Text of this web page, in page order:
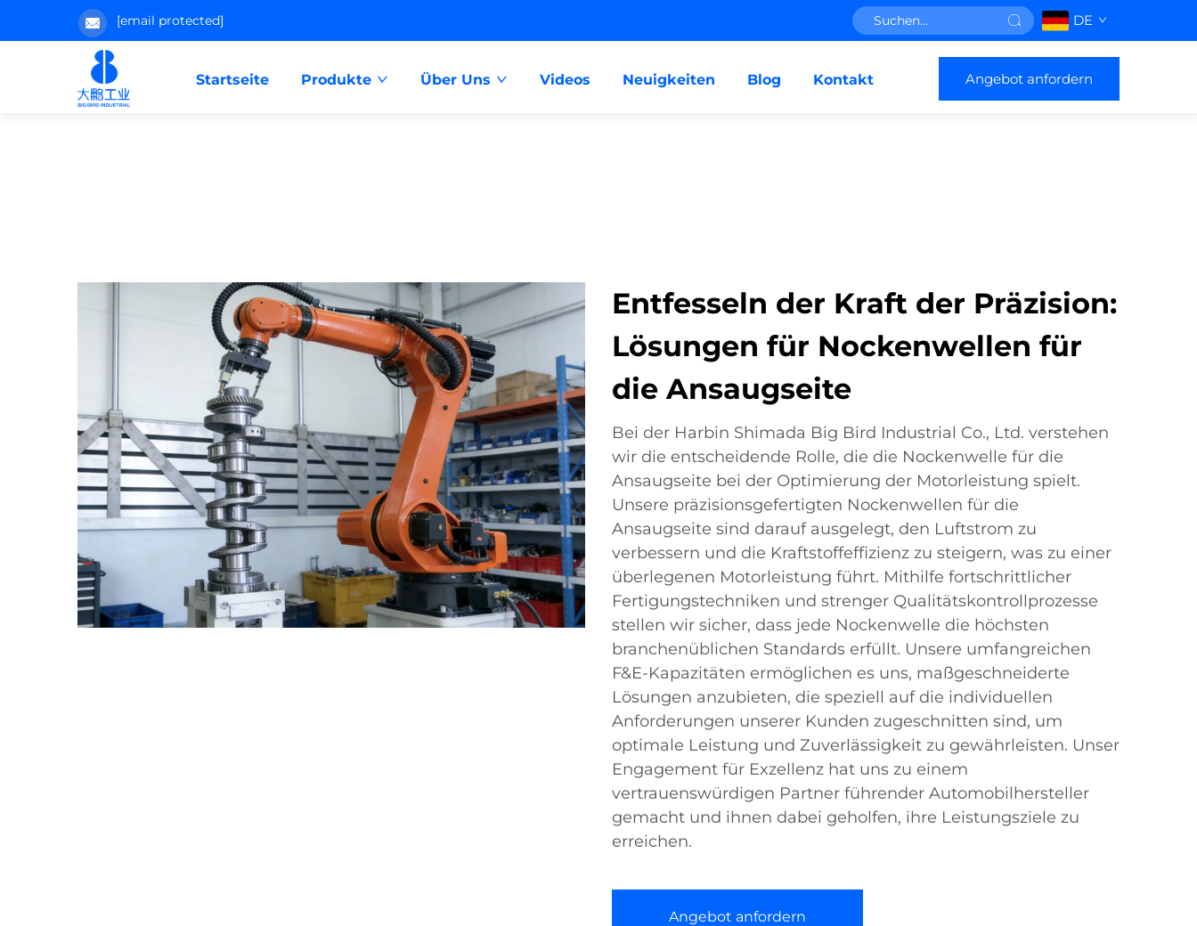
[email protected] DE
Startseite Produkte Über Uns Videos Neuigkeiten Blog Kontakt Angebot anfordern
Entfesseln der Kraft der Präzision:
Lösungen für Nockenwellen für
die Ansaugseite
Bei der Harbin Shimada Big Bird Industrial Co., Ltd. verstehen
wir die entscheidende Rolle, die die Nockenwelle für die
Ansaugseite bei der Optimierung der Motorleistung spielt.
Unsere präzisionsgefertigten Nockenwellen für die
Ansaugseite sind darauf ausgelegt, den Luftstrom zu
verbessern und die Kraftstoffeffizienz zu steigern, was zu einer
überlegenen Motorleistung führt. Mithilfe fortschrittlicher
Fertigungstechniken und strenger Qualitätskontrollprozesse
stellen wir sicher, dass jede Nockenwelle die höchsten
branchenüblichen Standards erfüllt. Unsere umfangreichen
F&E-Kapazitäten ermöglichen es uns, maßgeschneiderte
Lösungen anzubieten, die speziell auf die individuellen
Anforderungen unserer Kunden zugeschnitten sind, um
optimale Leistung und Zuverlässigkeit zu gewährleisten. Unser
Engagement für Exzellenz hat uns zu einem
vertrauenswürdigen Partner führender Automobilhersteller
gemacht und ihnen dabei geholfen, ihre Leistungsziele zu
erreichen.
Angebot anfordern